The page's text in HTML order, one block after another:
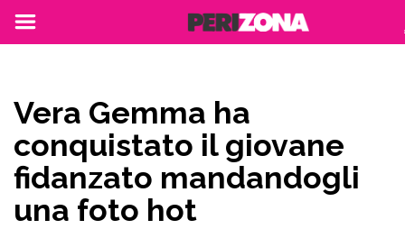
Vera Gemma ha
conquistato il giovane
fidanzato mandandogli
una foto hot